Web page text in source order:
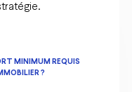
MINIMUM REQUIS
?